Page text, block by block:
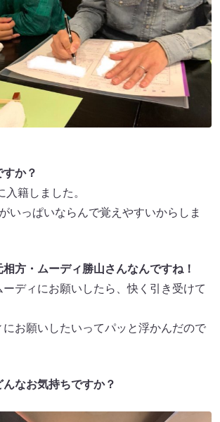
か？
籍しました。
いっぱいならんで覚えやすいからしま
方・ムーディ勝山さんなんですね！
ディにお願いしたら、快く引き受けて
お願いしたいってパッと浮かんだので
なお気持ちですか？